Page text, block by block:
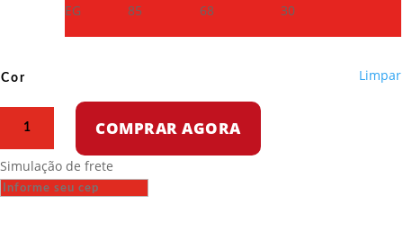
EG
85 68 30
Cor Limpar
Comunista
Safada
COMPRAR AGORA
Simulação de frete